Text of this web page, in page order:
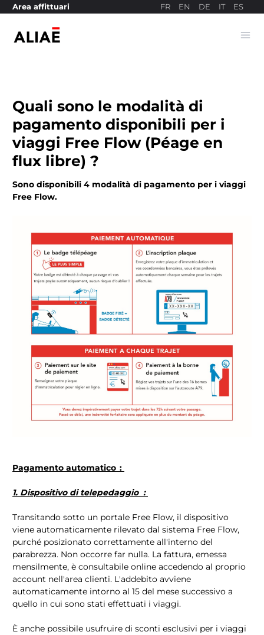
Area affittuari FR EN DE IT ES
Sito di pagamento
Quali sono le modalità di
pagamento disponibili per i
viaggi Free Flow (Péage en
flux libre) ?
Sono disponibili 4 modalità di pagamento per i viaggi
Free Flow.
Pagamento automatico :
1. Dispositivo di telepedaggio :
Transitando sotto un portale Free Flow, il dispositivo
viene automaticamente rilevato dal sistema Free Flow,
purché posizionato correttamente all'interno del
parabrezza. Non occorre far nulla. La fattura, emessa
mensilmente, è consultabile online accedendo al proprio
account nell'area clienti. L'addebito avviene
automaticamente intorno al 15 del mese successivo a
quello in cui sono stati effettuati i viaggi.
È anche possibile usufruire di sconti esclusivi per i viaggi